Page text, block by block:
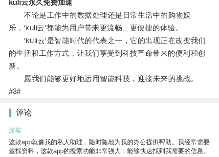
kuli云永久免费加速
不论是工作中的数据处理还是日常生活中的购物娱
乐，‘kuli云’都能为用户带来更流畅、更便捷的体验。
‘kuli云’是智能时代的代表之一，它的出现正在改变我们
的生活和工作方式，让我们享受到科技革命带来的便利和创
新。
愿我们能够更好地运用智能科技，迎接未来的挑战。
#3#
评论
游客
这款app就像我的私人助理，随时随地为我的办公提供帮助。我经常需要
查找资料，这款app的搜索功能非常强大，能够快速找到我需要的信息。